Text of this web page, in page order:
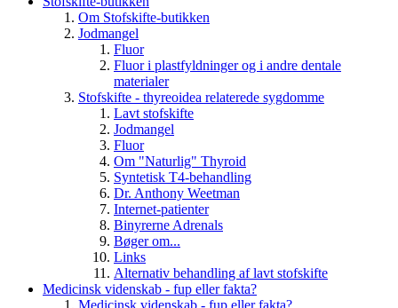
Om Stofskifte-butikken
Jodmangel
Fluor
Fluor i plastfyldninger og i andre dentale
materialer
Stofskifte - thyreoidea relaterede sygdomme
Lavt stofskifte
Jodmangel
Fluor
Om "Naturlig" Thyroid
Syntetisk T4-behandling
Dr. Anthony Weetman
Internet-patienter
Binyrerne Adrenals
Bøger om...
Links
Alternativ behandling af lavt stofskifte
Medicinsk videnskab - fup eller fakta?